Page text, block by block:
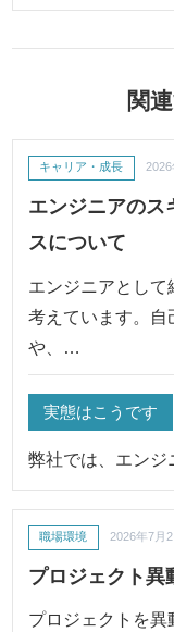
関
エンジニアのス
スについて
キャリア・成長
エンジニアとし
考えています。自
や、…
実態はこうです
弊社では、エン
プロジェクト異
職場環境 2026年7月
プロジェクトを異